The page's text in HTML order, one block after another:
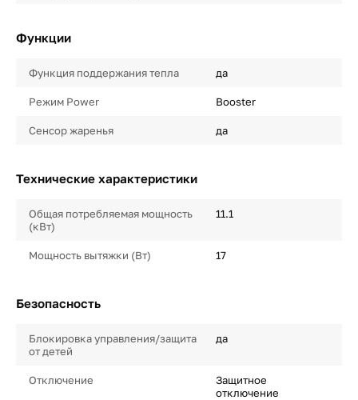
Функции
Функция поддержания тепла да
Режим Power Booster
Сенсор жаренья да
Технические характеристики
Общая потребляемая мощность
(кВт)
11.1
Мощность вытяжки (Вт) 17
Безопасность
Блокировка управления/защита
от детей
да
Отключение
Защитное
отключение